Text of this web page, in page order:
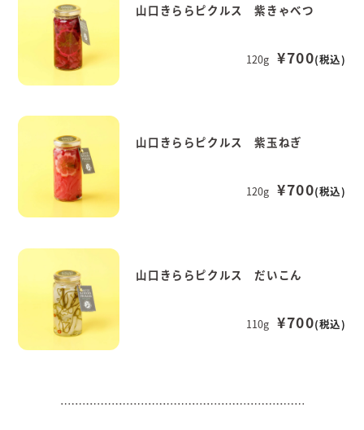
山口きららピクルス 紫きゃべつ
120g ¥700(税込)
山口きららピクルス 紫玉ねぎ
120g ¥700(税込)
山口きららピクルス だいこん
110g ¥700(税込)